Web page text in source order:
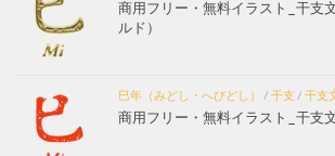
商用フリー・無料イラスト_干支
ルド）
巳年（みどし・へびどし） / 干支 / 干支
商用フリー・無料イラスト_干支